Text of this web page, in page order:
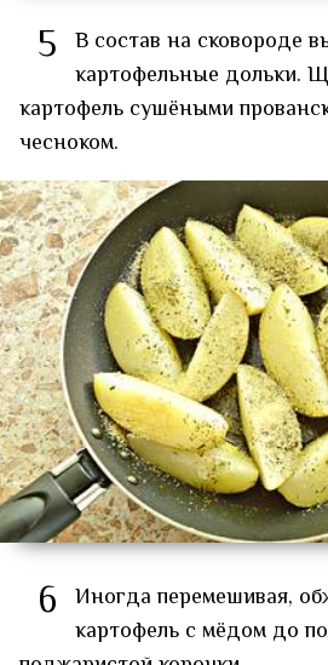
5 В состав на сковороде
картофельные дольки.
картофель сушёными
чесноком.
6 Иногда перемешивая,
картофель с мёдом до